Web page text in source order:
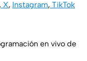
, X, Instagram, TikTok
en vivo de